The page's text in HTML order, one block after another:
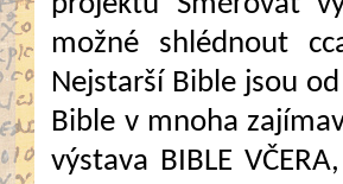
možné shlédnout
Nejstarší Bible jsou
Bible v mnoha
výstava BIBLE